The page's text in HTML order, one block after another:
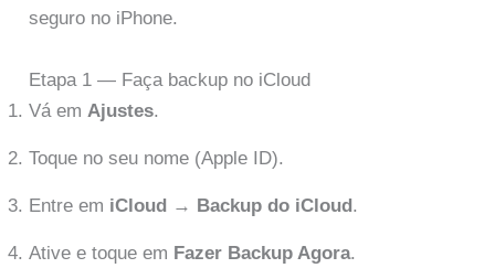
seguro no iPhone.
Etapa 1 — Faça backup no iCloud
Vá em Ajustes.
Toque no seu nome (Apple ID).
Entre em iCloud → Backup do iCloud.
Ative e toque em Fazer Backup Agora.